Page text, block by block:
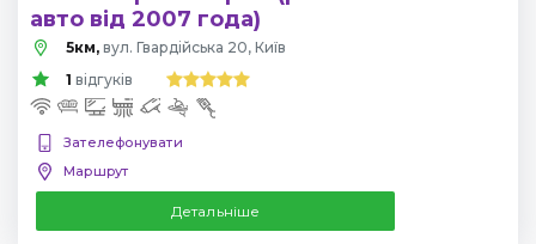
авто від 2007 года)
5км, вул. Гвардійська 20, Київ
1 відгуків
Зателефонувати
Маршрут
Детальніше